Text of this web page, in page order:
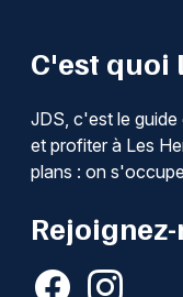
C'est quoi
JDS, c'est le
et profiter à Les
plans : on